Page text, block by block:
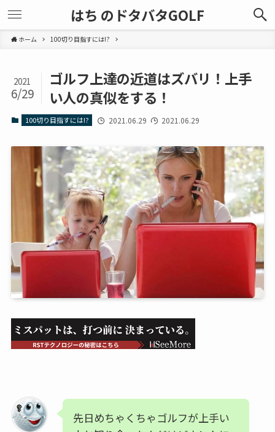
はち のドタバタGOLF
ホーム 100切り目指すには!?
ゴルフ上達の近道はズバリ！上手
い人の真似をする！
2021
6/29
100切り目指すには!? 2021.06.29 2021.06.29
先日めちゃくちゃゴルフが上手い